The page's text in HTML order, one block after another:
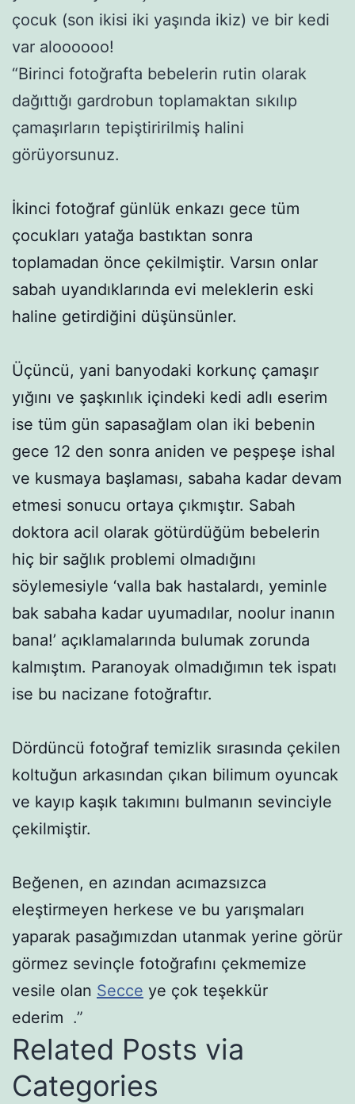
çocuk (son ikisi iki yaşında ikiz) ve bir kedi
var aloooooo!
“Birinci fotoğrafta bebelerin rutin olarak
dağıttığı gardrobun toplamaktan sıkılıp
çamaşırların tepiştiririlmiş halini
görüyorsunuz.
İkinci fotoğraf günlük enkazı gece tüm
çocukları yatağa bastıktan sonra
toplamadan önce çekilmiştir. Varsın onlar
sabah uyandıklarında evi meleklerin eski
haline getirdiğini düşünsünler.
Üçüncü, yani banyodaki korkunç çamaşır
yığını ve şaşkınlık içindeki kedi adlı eserim
ise tüm gün sapasağlam olan iki bebenin
gece 12 den sonra aniden ve peşpeşe ishal
ve kusmaya başlaması, sabaha kadar devam
etmesi sonucu ortaya çıkmıştır. Sabah
doktora acil olarak götürdüğüm bebelerin
hiç bir sağlık problemi olmadığını
söylemesiyle ‘valla bak hastalardı, yeminle
bak sabaha kadar uyumadılar, noolur inanın
bana!’ açıklamalarında bulumak zorunda
kalmıştım. Paranoyak olmadığımın tek ispatı
ise bu nacizane fotoğraftır.
Dördüncü fotoğraf temizlik sırasında çekilen
koltuğun arkasından çıkan bilimum oyuncak
ve kayıp kaşık takımını bulmanın sevinciyle
çekilmiştir.
Beğenen, en azından acımazsızca
eleştirmeyen herkese ve bu yarışmaları
yaparak pasağımızdan utanmak yerine görür
görmez sevinçle fotoğrafını çekmemize
vesile olan Secce ye çok teşekkür
ederim .”
Related Posts via
Categories